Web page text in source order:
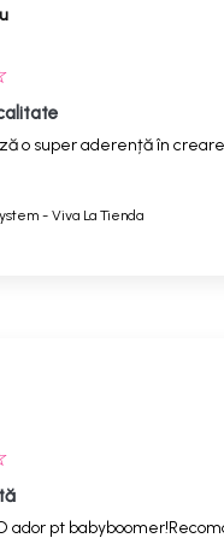
o super aderență în
- Viva La Tienda
ador pt